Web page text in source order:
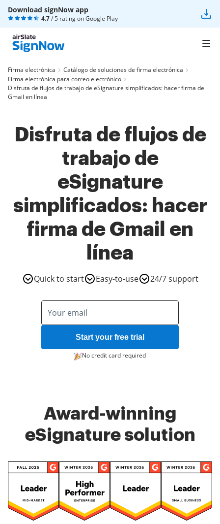
Download signNow app
4.7/ 5 rating onGoogle Play
Firma electrónica
Catálogo de soluciones de firma electrónica
Firma electrónica para correo electrónico
Disfruta de flujos de trabajo de eSignature simplificados: hacer firma de
Gmail en línea
Disfruta de flujos de
trabajo de
eSignature
simplificados: hacer
firma de Gmail en
línea
Quick to start Easy-to-use 24/7 support
Start your free trial
No credit card required
Award-winning
eSignature solution